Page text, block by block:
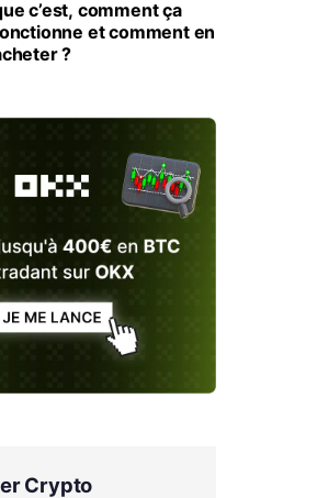
c’est, comment ça
et comment en
?
Crypto